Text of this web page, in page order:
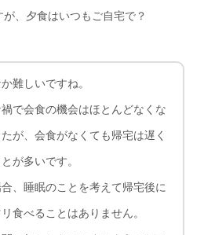
、夕食はいつもご自宅で？
難しいですね。
禍で会食の機会はほとんどなくな
たが、会食がなくても帰宅は遅く
が多いです。
、睡眠のことを考えて帰宅後に
食べることはありません。